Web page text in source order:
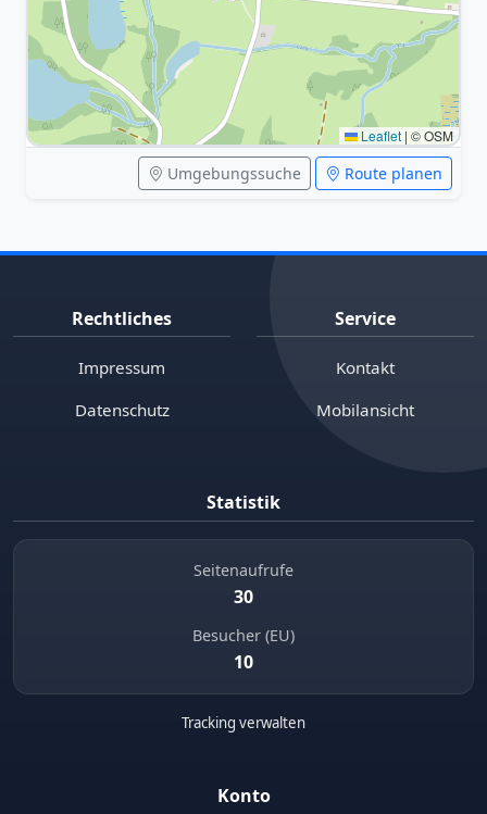
Leaflet | © OSM
Umgebungssuche Route planen
Rechtliches
Impressum
Datenschutz
Service
Kontakt
Mobilansicht
Statistik
Seitenaufrufe
30
Besucher (EU)
10
Tracking verwalten
Konto